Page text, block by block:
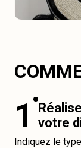
1
votre
Indiquez le